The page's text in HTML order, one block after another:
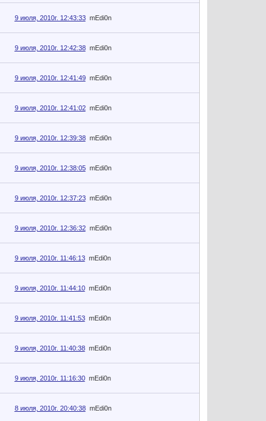
9 июля, 2010г. 12:43:33 mEdi0n
9 июля, 2010г. 12:42:38 mEdi0n
9 июля, 2010г. 12:41:49 mEdi0n
9 июля, 2010г. 12:41:02 mEdi0n
9 июля, 2010г. 12:39:38 mEdi0n
9 июля, 2010г. 12:38:05 mEdi0n
9 июля, 2010г. 12:37:23 mEdi0n
9 июля, 2010г. 12:36:32 mEdi0n
9 июля, 2010г. 11:46:13 mEdi0n
9 июля, 2010г. 11:44:10 mEdi0n
9 июля, 2010г. 11:41:53 mEdi0n
9 июля, 2010г. 11:40:38 mEdi0n
9 июля, 2010г. 11:16:30 mEdi0n
8 июля, 2010г. 20:40:38 mEdi0n